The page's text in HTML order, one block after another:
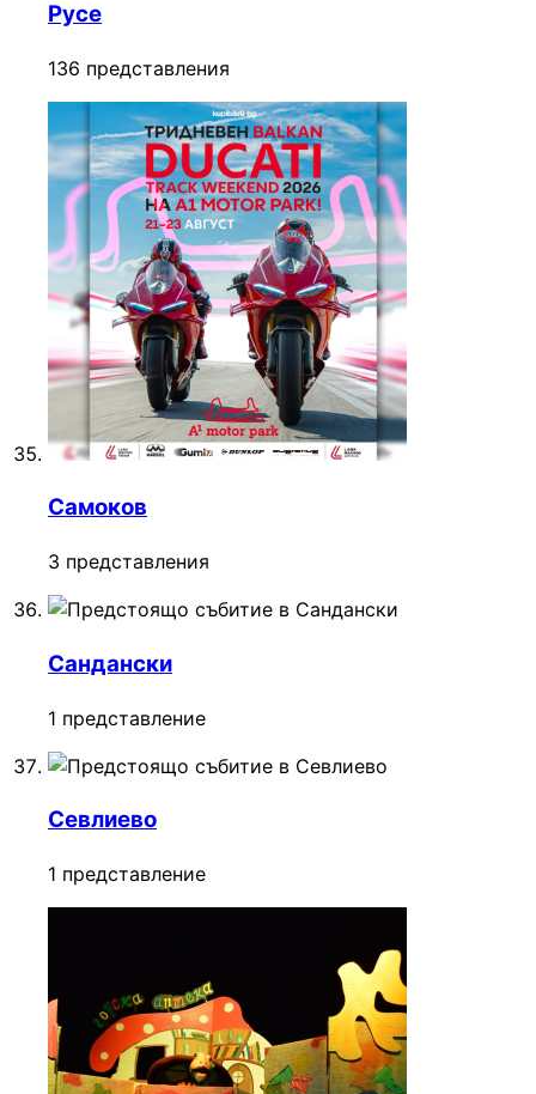
Русе
136 представления
Самоков
3 представления
Сандански
1 представление
Севлиево
1 представление